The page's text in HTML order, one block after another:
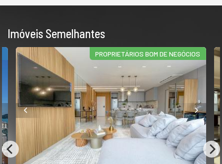
Imóveis Semelhantes
PROPRIETÁRIOS BOM DE NEGÓCIOS